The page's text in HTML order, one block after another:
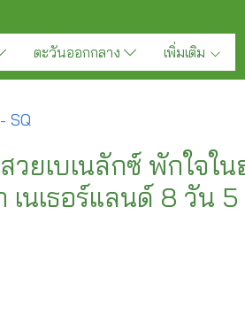
ตะวันออกกลาง เพิ่มเติม
SQ
ยเบเนลักซ์ พักใจใน
เนเธอร์แลนด์ 8 วัน